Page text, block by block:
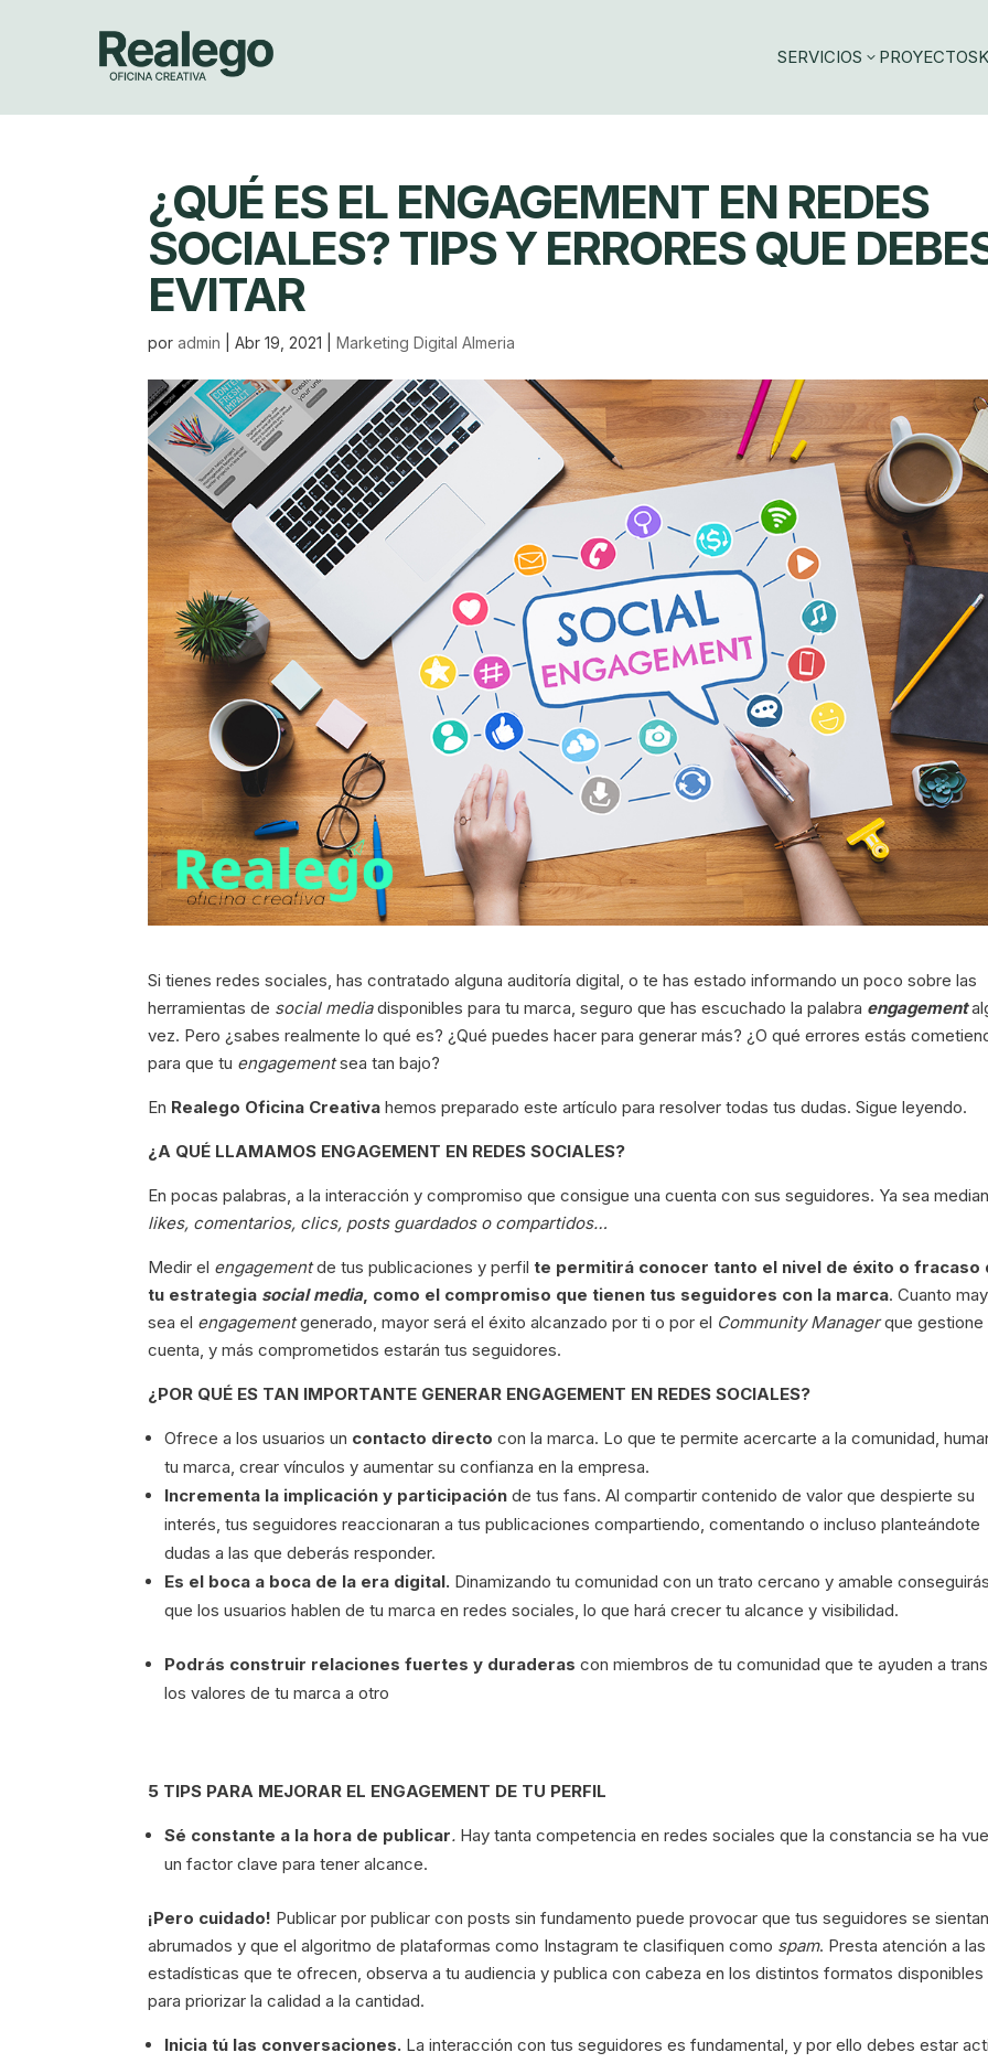
SERVICIOS 3 PROYECTOS
¿QUÉ ES EL ENGAGEMENT EN REDES
SOCIALES? TIPS Y ERRORES QUE
EVITAR
poradmin |Abr 19, 2021 |Marketing Digital Almeria
Si tienes redes sociales, has contratado alguna auditoría digital, o te has estado informando un poco sobre las
herramientas de social mediadisponibles para tu marca, seguro que has escuchado la palabra engagement
vez. Pero ¿sabes realmente lo qué es? ¿Qué puedes hacer para generar más? ¿O qué errores estás
para que tu engagementsea tan bajo?
En Realego Oficina Creativa hemos preparado este artículo para resolver todas tus dudas. Sigue leyendo.
¿A QUÉ LLAMAMOS ENGAGEMENT EN REDES SOCIALES?
En pocas palabras, a la interacción y compromiso que consigue una cuenta con sus seguidores. Ya sea
likes, comentarios, clics, posts guardados o compartidos…
Medir el engagementde tus publicaciones y perfilte permitirá conocer tanto el nivel de éxito o fracaso
tu estrategia social media, como el compromiso que tienen tus seguidores con la marca. Cuanto
sea el engagementgenerado, mayor será el éxito alcanzado por ti o por el Community Managerque gestione
cuenta, y más comprometidos estarán tus seguidores.
¿POR QUÉ ES TAN IMPORTANTE GENERAR ENGAGEMENT EN REDES SOCIALES?
Ofrece a los usuarios un contacto directo con la marca. Lo que te permite acercarte a la comunidad,
tu marca, crear vínculos y aumentar su confianza en la empresa.
Incrementa la implicación y participación de tus fans. Al compartir contenido de valor que despierte su
interés, tus seguidores reaccionaran a tus publicaciones compartiendo, comentando o incluso planteándote
dudas a las que deberás responder.
Es el boca a boca de la era digital. Dinamizando tu comunidad con un trato cercano y amable conseguirás
que los usuarios hablen de tu marca en redes sociales, lo que hará crecer tu alcance y visibilidad.
Podrás construir relaciones fuertes y duraderascon miembros de tu comunidad que te ayuden a
los valores de tu marca a otro
5 TIPS PARA MEJORAR EL ENGAGEMENT DE TU PERFIL
Sé constante a la hora de publicar. Hay tanta competencia en redes sociales que la constancia se ha
un factor clave para tener alcance.
¡Pero cuidado! Publicar por publicar con posts sin fundamento puede provocar que tus seguidores se sientan
abrumados y que el algoritmo de plataformas como Instagram te clasifiquen como spam. Presta atención a las
estadísticas que te ofrecen, observa a tu audiencia y publica con cabeza en los distintos formatos disponibles
para priorizar la calidad a la cantidad.
Inicia tú las conversaciones. La interacción con tus seguidores es fundamental, y por ello debes estar